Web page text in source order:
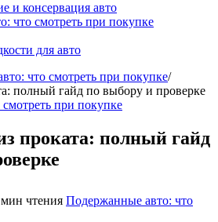
и консервация авто
что смотреть при покупке
для авто
что смотреть при покупке/
полный гайд по выбору и проверке
при покупке
проката: полный гайд
чтения Подержанные авто: что